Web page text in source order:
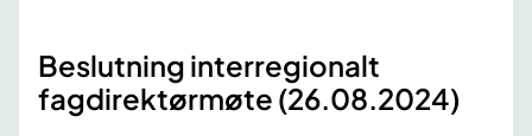
Beslutning interregionalt
fagdirektørmøte (26.08.2024)